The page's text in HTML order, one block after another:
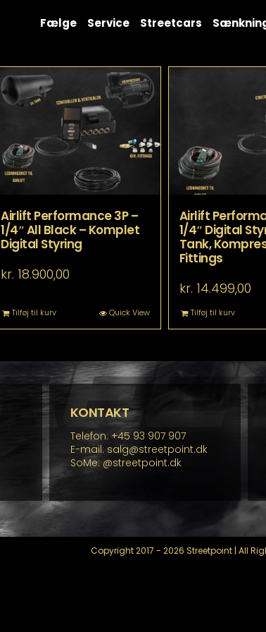
Fælge Service Streetcars
Airlift Performance 3P –
1/4″ All Black – Komplet
Digital Styring
kr. 18.900,00
Tilføj til kurv Quick View
Airlift
1/4″ Digital
Tank,
Fittings
kr. 14.499,00
Tilføj til kurv
KONTAKT
Telefon: +45 93 907 907
E-mail: salg@streetpoint.dk
SoMe: @streetpoint.dk
Copyright 2017 - 2026 Streetpoint | All